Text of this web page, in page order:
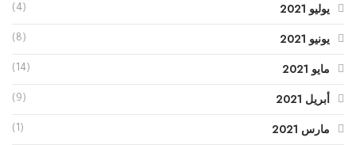
يوليو 2021 (4)
يونيو 2021 (8)
مايو 2021 (14)
أبريل 2021 (9)
مارس 2021 (1)